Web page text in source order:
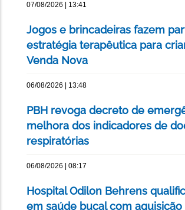
07/08/2026 | 13:41
Jogos e brincadeiras fazem
estratégia terapêutica para
Venda Nova
06/08/2026 | 13:48
PBH revoga decreto de
melhora dos indicadores de
respiratórias
06/08/2026 | 08:17
Hospital Odilon Behrens
em saúde bucal com